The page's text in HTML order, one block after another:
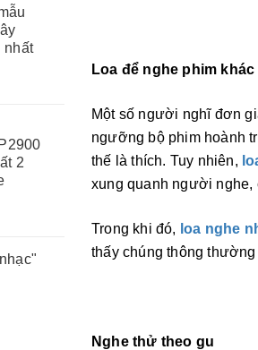
nhất
2
Loa để nghe phim
Một số người nghĩ đơn
ngưỡng bộ phim hoành
thế là thích. Tuy nhiên,
xung quanh người nghe,
Trong khi đó, loa nghe
thấy chúng thông
Nghe thử theo gu